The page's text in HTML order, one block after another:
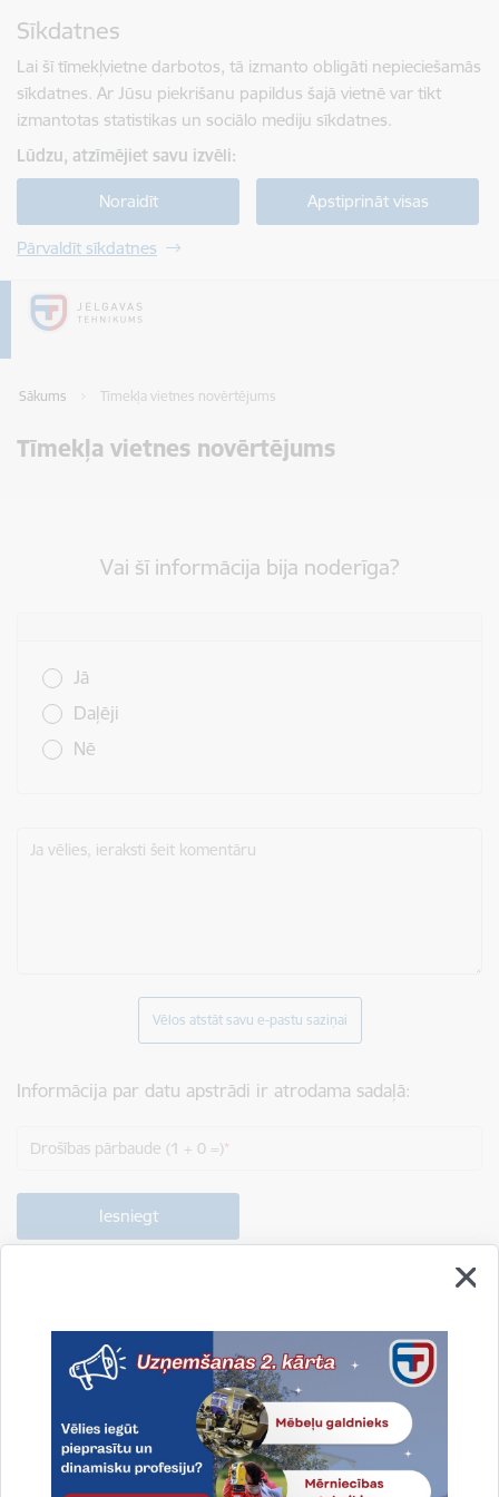
Sīkdatnes
Lai šī tīmekļvietne darbotos, tā izmanto obligāti nepieciešamās
sīkdatnes. Ar Jūsu piekrišanu papildus šajā vietnē var tikt
izmantotas statistikas un sociālo mediju sīkdatnes.
Lūdzu, atzīmējiet savu izvēli:
Noraidīt Apstiprināt visas
Pārvaldīt sīkdatnes
Sākums Tīmekļa vietnes novērtējums
Tīmekļa vietnes novērtējums
Vai šī informācija bija noderīga?
Jā
Daļēji
Nē
Ja vēlies, ieraksti šeit komentāru
Vēlos atstāt savu e-pastu saziņai
Informācija par datu apstrādi ir atrodama sadaļā:
Drošības pārbaude (1 + 0 =)